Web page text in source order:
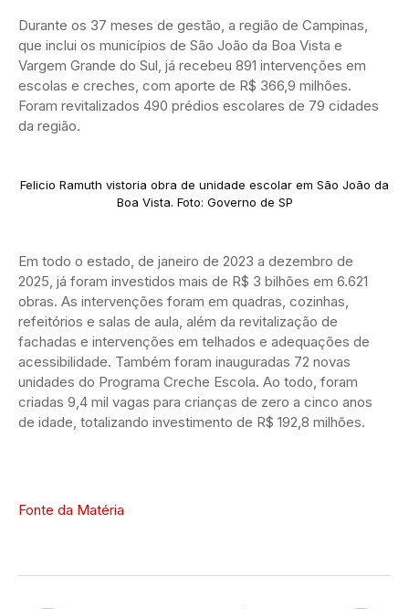
Durante os 37 meses de gestão, a região de Campinas,
que inclui os municípios de São João da Boa Vista e
Vargem Grande do Sul, já recebeu 891 intervenções em
escolas e creches, com aporte de R$ 366,9 milhões.
Foram revitalizados 490 prédios escolares de 79 cidades
da região.
Felicio Ramuth vistoria obra de unidade escolar em São João da
Boa Vista. Foto: Governo de SP
Em todo o estado, de janeiro de 2023 a dezembro de
2025, já foram investidos mais de R$ 3 bilhões em 6.621
obras. As intervenções foram em quadras, cozinhas,
refeitórios e salas de aula, além da revitalização de
fachadas e intervenções em telhados e adequações de
acessibilidade. Também foram inauguradas 72 novas
unidades do Programa Creche Escola. Ao todo, foram
criadas 9,4 mil vagas para crianças de zero a cinco anos
de idade, totalizando investimento de R$ 192,8 milhões.
Fonte da Matéria